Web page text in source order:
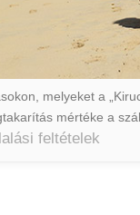
melyeket a
mértéke a
feltételek